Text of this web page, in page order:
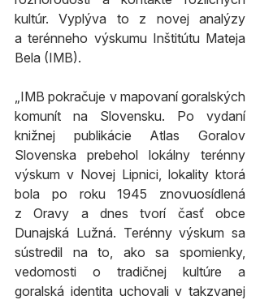
kultúr. Vyplýva to z novej analýzy
a terénneho výskumu Inštitútu Mateja
Bela (IMB).
„IMB pokračuje v mapovaní goralských
komunít na Slovensku. Po vydaní
knižnej publikácie Atlas Goralov
Slovenska prebehol lokálny terénny
výskum v Novej Lipnici, lokality ktorá
bola po roku 1945 znovuosídlená
z Oravy a dnes tvorí časť obce
Dunajská Lužná. Terénny výskum sa
sústredil na to, ako sa spomienky,
vedomosti o tradičnej kultúre a
goralská identita uchovali v takzvanej